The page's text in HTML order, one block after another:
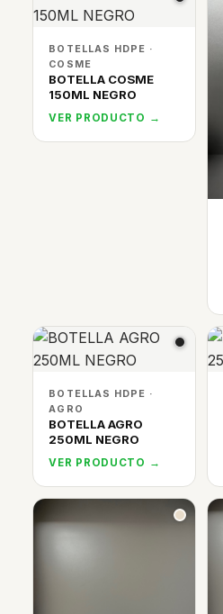
BOTELLAS HDPE ·
COSME
BOTELLA COSME
150ML NEGRO
VER PRODUCTO →
BOTELLAS HDPE ·
AGRO
BOTELLA AGRO
250ML NEGRO
VER PRODUCTO →